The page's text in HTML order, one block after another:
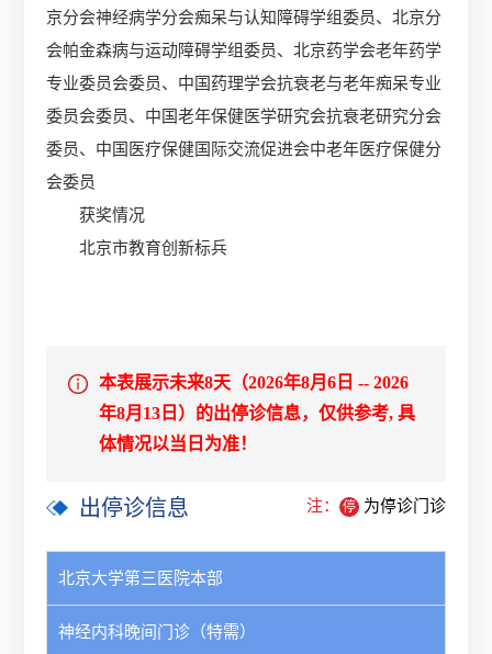
京分会神经病学分会痴呆与认知障碍学组委员、北京分
会帕金森病与运动障碍学组委员、北京药学会老年药学
专业委员会委员、中国药理学会抗衰老与老年痴呆专业
委员会委员、中国老年保健医学研究会抗衰老研究分会
委员、中国医疗保健国际交流促进会中老年医疗保健分
会委员
获奖情况
北京市教育创新标兵
本表展示未来8天（2026年8月6日 -- 2026
年8月13日）的出停诊信息，仅供参考, 具
体情况以当日为准！
出停诊信息 注： 停 为停诊门诊
北京大学第三医院本部
神经内科晚间门诊（特需）